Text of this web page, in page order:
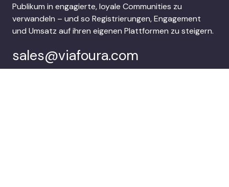
Publikum in engagierte, loyale Communities zu
verwandeln – und so Registrierungen, Engagement
und Umsatz auf ihren eigenen Plattformen zu steigern.
sales@viafoura.com